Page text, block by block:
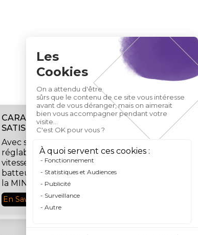
CARACTERISTIQUES ET
SATISFACTION
Avec son volet d'air
réglable, son variateur de
vitesse et ses contre-
batteurs interchangeables,
la MINIBATT + BRUSHLESS
est l'outil idéal lors de
l'échantillonnage.
En Savoir Plus
Les
Cookies
On a attendu d'être
sûrs que le contenu de ce site vous intéresse
avant de vous déranger, mais on aimerait
bien vous accompagner pendant votre
visite...
C'est OK pour vous ?
À quoi servent ces cookies :
Fonctionnement
Statistiques et Audiences
Publicité
Surveillance
Autre